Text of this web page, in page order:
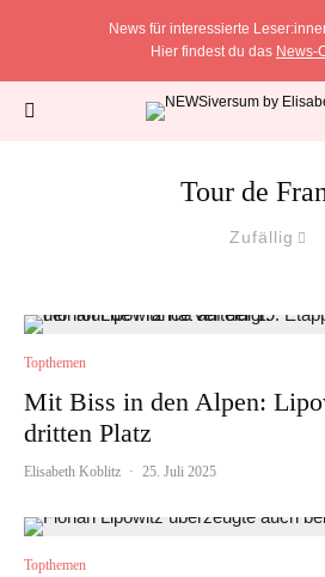
News für interessierte
Hier findest du das News-
Tour de
Zufällig
Topthemen
Mit Biss in den Alpen:
dritten Platz
Elisabeth Koblitz · 25. Juli 2025
Topthemen